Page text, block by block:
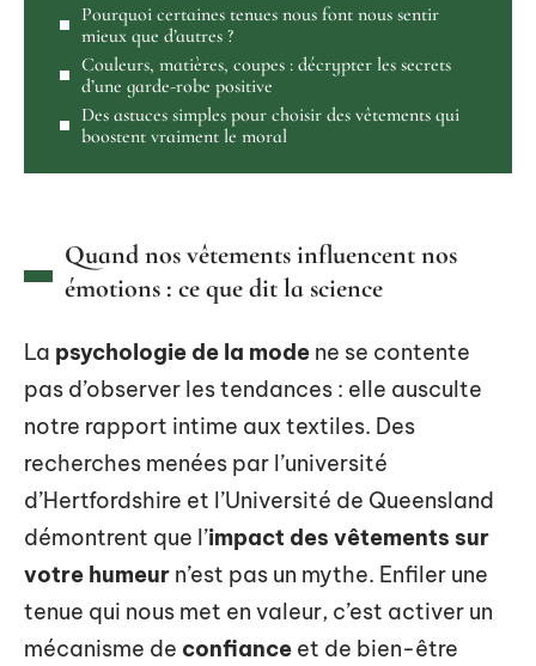
Pourquoi certaines tenues nous font nous sentir
mieux que d’autres ?
Couleurs, matières, coupes : décrypter les secrets
d’une garde-robe positive
Des astuces simples pour choisir des vêtements qui
boostent vraiment le moral
Quand nos vêtements influencent nos
émotions : ce que dit la science
La psychologie de la mode ne se contente
pas d’observer les tendances : elle ausculte
notre rapport intime aux textiles. Des
recherches menées par l’université
d’Hertfordshire et l’Université de Queensland
démontrent que l’impact des vêtements sur
votre humeur n’est pas un mythe. Enfiler une
tenue qui nous met en valeur, c’est activer un
mécanisme de confiance et de bien-être